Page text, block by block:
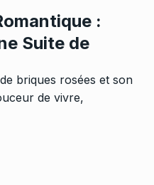
:
Suite de
briques rosées et son
de vivre,